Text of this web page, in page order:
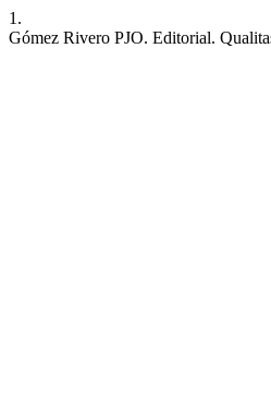
1.
Gómez Rivero PJO. Editorial.